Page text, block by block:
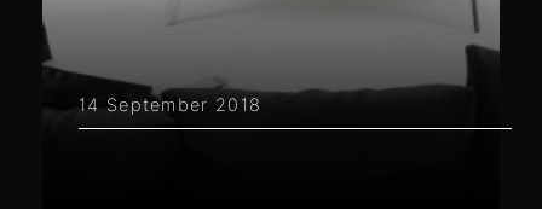
14 September 2018